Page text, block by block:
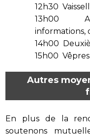
12h30
13h00
informations,
14h00
15h00 Vêpres
Autres
En plus de la
soutenons